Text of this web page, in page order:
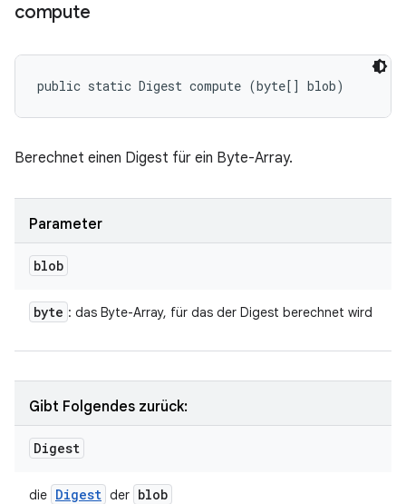
compute
public static Digest compute (byte[] blob)
Berechnet einen Digest für ein Byte-Array.
Parameter
blob
byte : das Byte-Array, für das der Digest berechnet wird
Gibt Folgendes zurück:
Digest
die Digest der blob